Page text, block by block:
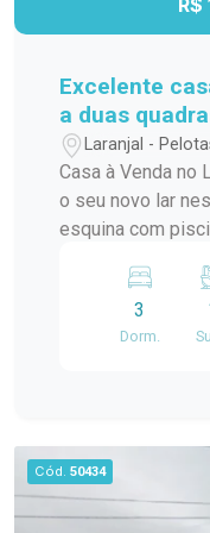
Excelente
a duas
Laranjal -
Casa à Venda no
o seu novo lar
esquina com
da praia. Com
sobrado é ideal
praticidade. No térreo, você encontrará uma
confraternização.
uma
que traz luz
3
Dorm.
Cód. 50434